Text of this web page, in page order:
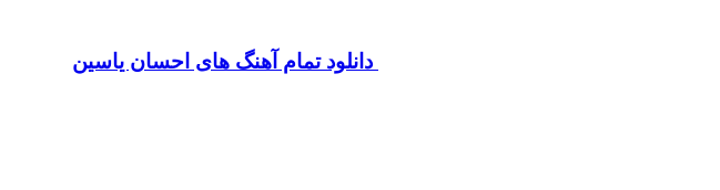
دانلود تمام آهنگ های احسان یاسین